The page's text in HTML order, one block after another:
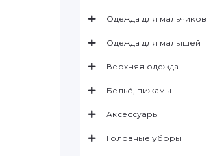
Одежда для мальчиков
Одежда для малышей
Верхняя одежда
Бельё, пижамы
Аксессуары
Головные уборы